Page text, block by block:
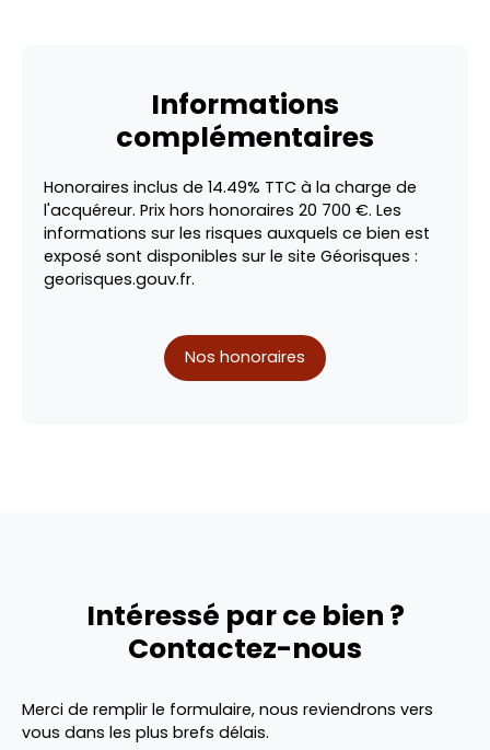
Informations
complémentaires
Honoraires inclus de 14.49% TTC à la charge de
l'acquéreur. Prix hors honoraires 20 700 €. Les
informations sur les risques auxquels ce bien est
exposé sont disponibles sur le site Géorisques :
georisques.gouv.fr.
Nos honoraires
Intéressé par ce bien ?
Contactez-nous
Merci de remplir le formulaire, nous reviendrons vers
vous dans les plus brefs délais.